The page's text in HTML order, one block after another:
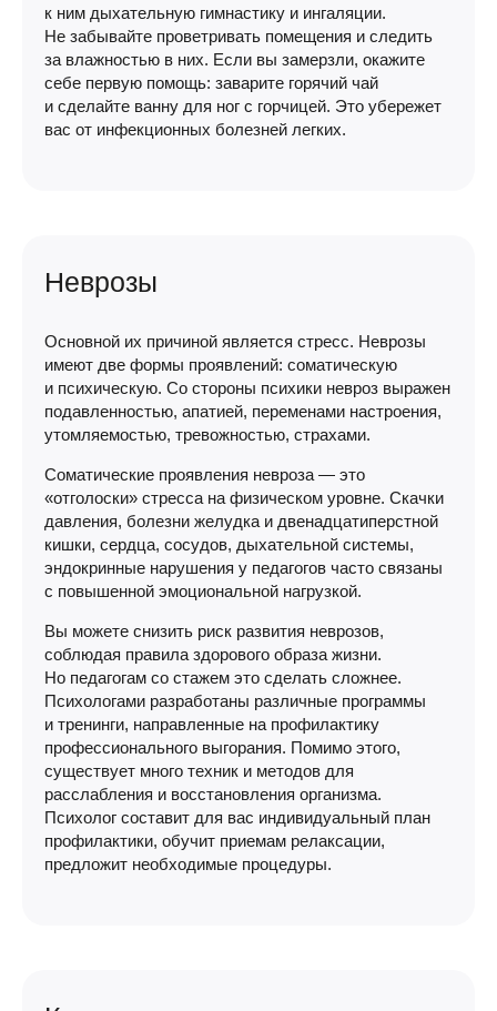
к ним дыхательную гимнастику и ингаляции.
Не забывайте проветривать помещения и следить
за влажностью в них. Если вы замерзли, окажите
себе первую помощь: заварите горячий чай
и сделайте ванну для ног с горчицей. Это убережет
вас от инфекционных болезней легких.
Неврозы
Основной их причиной является стресс. Неврозы
имеют две формы проявлений: соматическую
и психическую. Со стороны психики невроз выражен
подавленностью, апатией, переменами настроения,
утомляемостью, тревожностью, страхами.
Соматические проявления невроза — это
«отголоски» стресса на физическом уровне. Скачки
давления, болезни желудка и двенадцатиперстной
кишки, сердца, сосудов, дыхательной системы,
эндокринные нарушения у педагогов часто связаны
с повышенной эмоциональной нагрузкой.
Вы можете снизить риск развития неврозов,
соблюдая правила здорового образа жизни.
Но педагогам со стажем это сделать сложнее.
Психологами разработаны различные программы
и тренинги, направленные на профилактику
профессионального выгорания. Помимо этого,
существует много техник и методов для
расслабления и восстановления организма.
Психолог составит для вас индивидуальный план
профилактики, обучит приемам релаксации,
предложит необходимые процедуры.